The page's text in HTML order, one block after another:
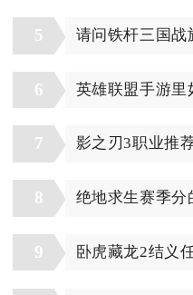
5 请问铁杆三国战
6 英雄联盟手游里
7 影之刃3职业推
8 绝地求生赛季分
9 卧虎藏龙2结义